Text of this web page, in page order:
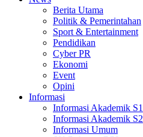
Berita Utama
Politik & Pemerintahan
Sport & Entertainment
Pendidikan
Cyber PR
Ekonomi
Event
Opini
Informasi
Informasi Akademik S1
Informasi Akademik S2
Informasi Umum